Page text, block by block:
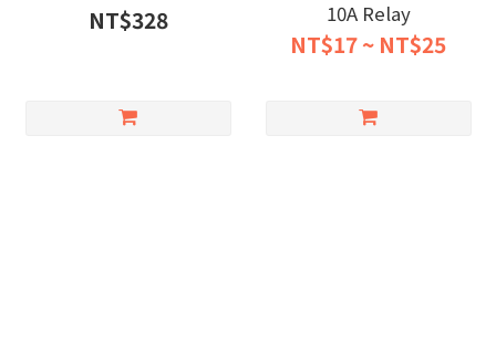
NT$328
10A Relay
NT$17 ~ NT$25